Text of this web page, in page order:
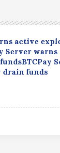
active
Server
drain funds